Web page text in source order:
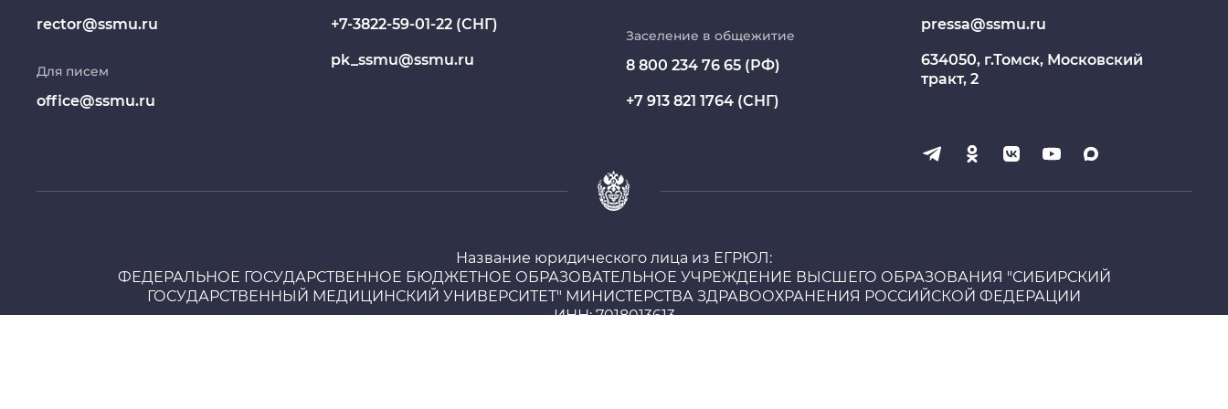
телекоммуникационные технологии в обеспечении функционирования
электронной информационно-образовательной среды образовательной
организации высшего образования .
2019
Дополнительное профессиональное образование. ФГБОУ ВО "Сибирский
Высшее образование - специалитет, магистратура. Томский государственный
университет им. В.В. Куйбышева. Биолог
Работа и карьера в СибГМУ
Дополнительное профессиональное
образование
Научно-медицинская библиотека Образовательный портал
Опросы СибГМУ
rector@ssmu.ru
Для писем
office@ssmu.ru
+7-3822-59-01-22 (СНГ)
pk_ssmu@ssmu.ru
Заселение в общежитие
8 800 234 76 65 (РФ)
+7 913 821 1764 (СНГ)
pressa@ssmu.ru
634050, г.Томск, Московский
тракт, 2
Название юридического лица из ЕГРЮЛ:
ФЕДЕРАЛЬНОЕ ГОСУДАРСТВЕННОЕ БЮДЖЕТНОЕ ОБРАЗОВАТЕЛЬНОЕ УЧРЕЖДЕНИЕ ВЫСШЕГО ОБРАЗОВАНИЯ "СИБИРСКИЙ
ГОСУДАРСТВЕННЫЙ МЕДИЦИНСКИЙ УНИВЕРСИТЕТ" МИНИСТЕРСТВА ЗДРАВООХРАНЕНИЯ РОССИЙСКОЙ ФЕДЕРАЦИИ
ИНН: 7018013613